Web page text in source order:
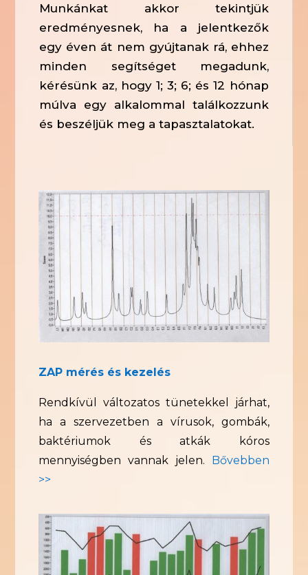
Munkánkat akkor tekintjük
eredményesnek, ha a jelentkezők
egy éven át nem gyújtanak rá, ehhez
minden segítséget megadunk,
kérésünk az, hogy 1; 3; 6; és 12 hónap
múlva egy alkalommal találkozzunk
és beszéljük meg a tapasztalatokat.
ZAP mérés és kezelés
Rendkívül változatos tünetekkel járhat,
ha a szervezetben a vírusok, gombák,
baktériumok és atkák kóros
mennyiségben vannak jelen. Bővebben
>>